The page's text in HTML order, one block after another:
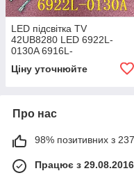
LED підсвітка TV
42UB8280 LED 6922L-
0130A 6916L-
Ціну уточнюйте
Про нас
98% позитивних з
Працює з 29.08.2016